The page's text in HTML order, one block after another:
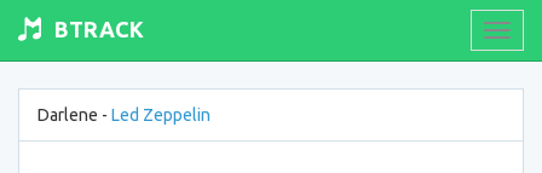
BTRACK
Darlene - Led Zeppelin